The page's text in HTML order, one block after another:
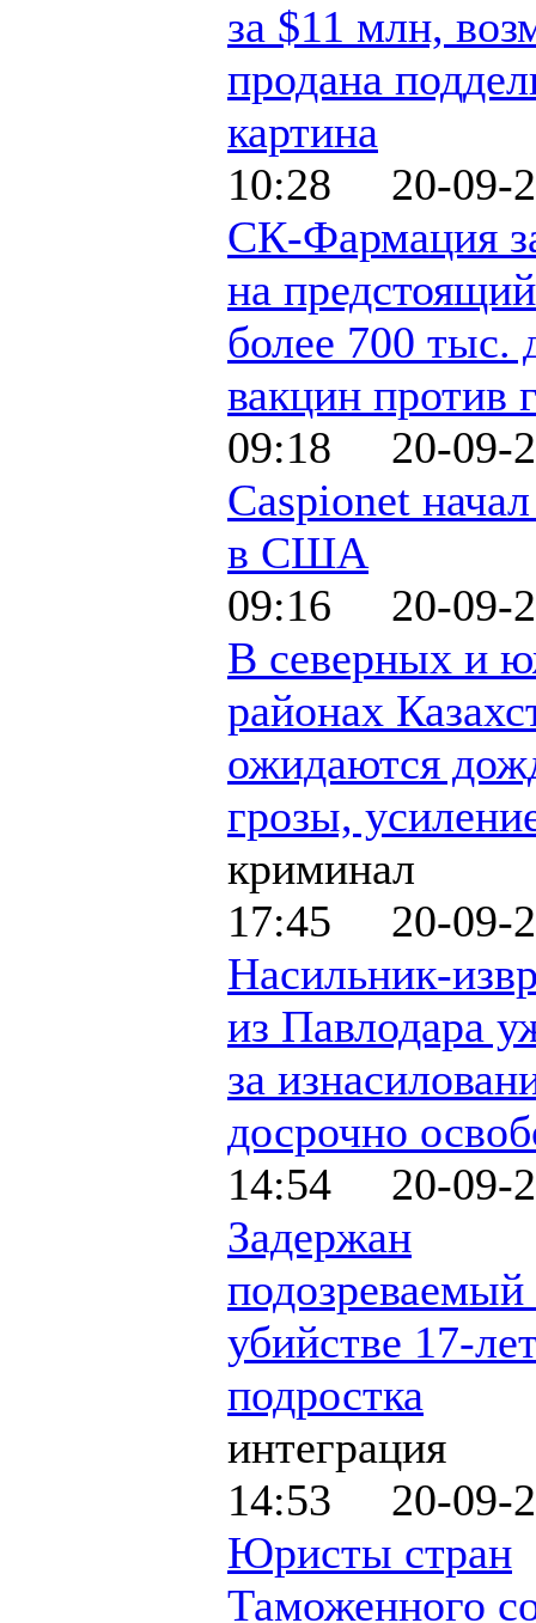
за $11 млн,
продана
картина
10:28 20-09-
СК-Фармация
на
более 700 тыс.
вакцин против
09:18 20-09-
Caspionet
в США
09:16 20-09-
В северных и
районах
ожидаются
грозы,
криминал
17:45 20-09-
Насильник-
из Павлодара
за
досрочно
14:54 20-09-
Задержан
подозреваемый
убийстве 17-
подростка
интеграция
14:53 20-09-
Юристы стран
Таможенного